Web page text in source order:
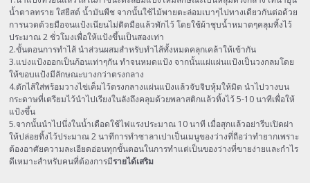
น้ำตาลทราย ใส่ยีสต์ น้ำมันพืช จากนั้นใช้ไม้พายตะล่อมเบาๆไปทางเดียวกันต่อด้วย
การนวดด้วยมือจนแป้งเนียนไม่ติดมือแล้วพักไว้ โดยใช้ผ้าชุบน้ำหมาดๆคลุมทิ้งไว้
ประมาณ 2 ชั่วโมงเพื่อให้แป้งขึ้นเป็นสองเท่า
2.ขั้นตอนการทำไส้ นำส่วนผสมสำหรับทำไส้ทั้งหมดคลุกเคล้าให้เข้ากัน
3.แบ่งแป้งออกเป็นก้อนเท่าๆกัน ทำจนหมดแป้ง จากนั้นแผ่แผ่นแป้งเป็นวงกลมโดย
ให้ขอบแป้งมีลักษณะบางกว่าตรงกลาง
4.ตักไส้ใส่พร้อมวางไข่เค็มไว้ตรงกลางแผ่นแป้งแล้วจับจิบหุ้มให้มิด นำไปวางบน
กระดาษที่เตรียมไว้นำไปเรียงในลังถึงคลุมด้วยพลาสติกแล้วทิ้งไว้ 5-10 นาทีเพื่อให้
แป้งขึ้น
5.จากนั้นนำไปนึ่งในน้ำเดือดใช้ไฟแรงประมาณ 10 นาที เมื่อสุกแล้วอย่ารีบเปิดฝา
ให้ปล่อยทิ้งไว้ประมาณ 2 นาทีการทำซาลาเปาเป็นเมนูของว่างที่ถือว่าทำยากเพราะ
ต้องอาศัยความละเอียดอ่อนทุกขั้นตอนในการทำแต่เป็นของว่างที่ขายง่ายและกำไร
ดีเหมาะสำหรับคนที่ต้องการมีรายได้เสริม